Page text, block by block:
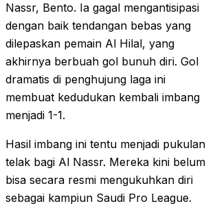
Nassr, Bento. Ia gagal mengantisipasi
dengan baik tendangan bebas yang
dilepaskan pemain Al Hilal, yang
akhirnya berbuah gol bunuh diri. Gol
dramatis di penghujung laga ini
membuat kedudukan kembali imbang
menjadi 1-1.
Hasil imbang ini tentu menjadi pukulan
telak bagi Al Nassr. Mereka kini belum
bisa secara resmi mengukuhkan diri
sebagai kampiun Saudi Pro League.